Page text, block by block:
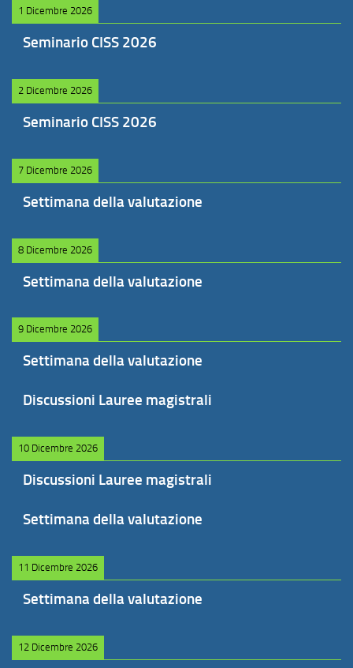
1 Dicembre 2026
Seminario CISS 2026
2 Dicembre 2026
Seminario CISS 2026
7 Dicembre 2026
Settimana della valutazione
8 Dicembre 2026
Settimana della valutazione
9 Dicembre 2026
Settimana della valutazione
Discussioni Lauree magistrali
10 Dicembre 2026
Discussioni Lauree magistrali
Settimana della valutazione
11 Dicembre 2026
Settimana della valutazione
12 Dicembre 2026